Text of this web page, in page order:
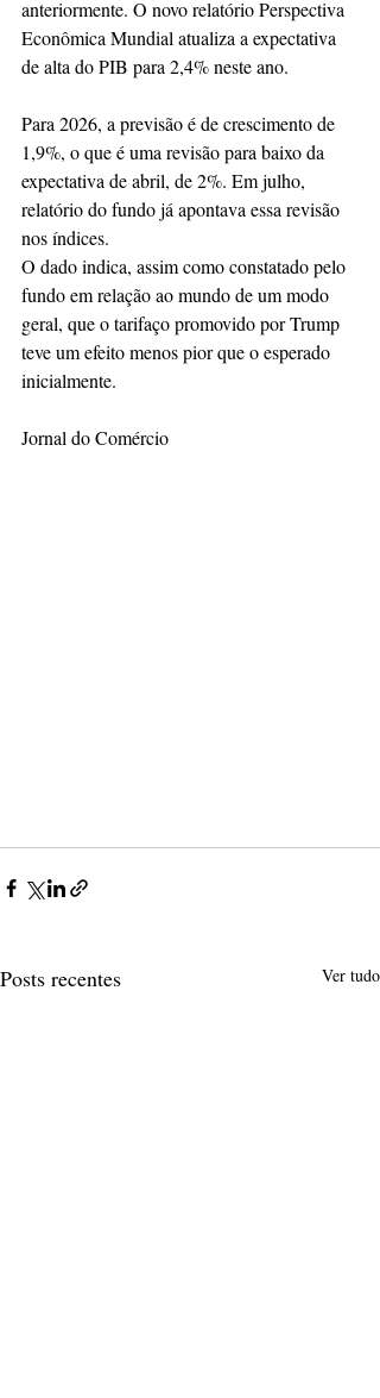
anteriormente. O novo relatório Perspectiva
Econômica Mundial atualiza a expectativa
de alta do PIB para 2,4% neste ano.
Para 2026, a previsão é de crescimento de
1,9%, o que é uma revisão para baixo da
expectativa de abril, de 2%. Em julho,
relatório do fundo já apontava essa revisão
nos índices.
O dado indica, assim como constatado pelo
fundo em relação ao mundo de um modo
geral, que o tarifaço promovido por Trump
teve um efeito menos pior que o esperado
inicialmente.
Jornal do Comércio
Posts recentes Ver tudo